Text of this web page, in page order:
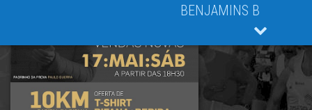
BENJAMINS B